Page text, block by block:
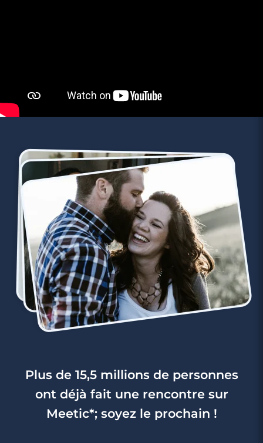
Plus de 15,5 millions de personnes
ont déjà fait une rencontre sur
Meetic*; soyez le prochain !